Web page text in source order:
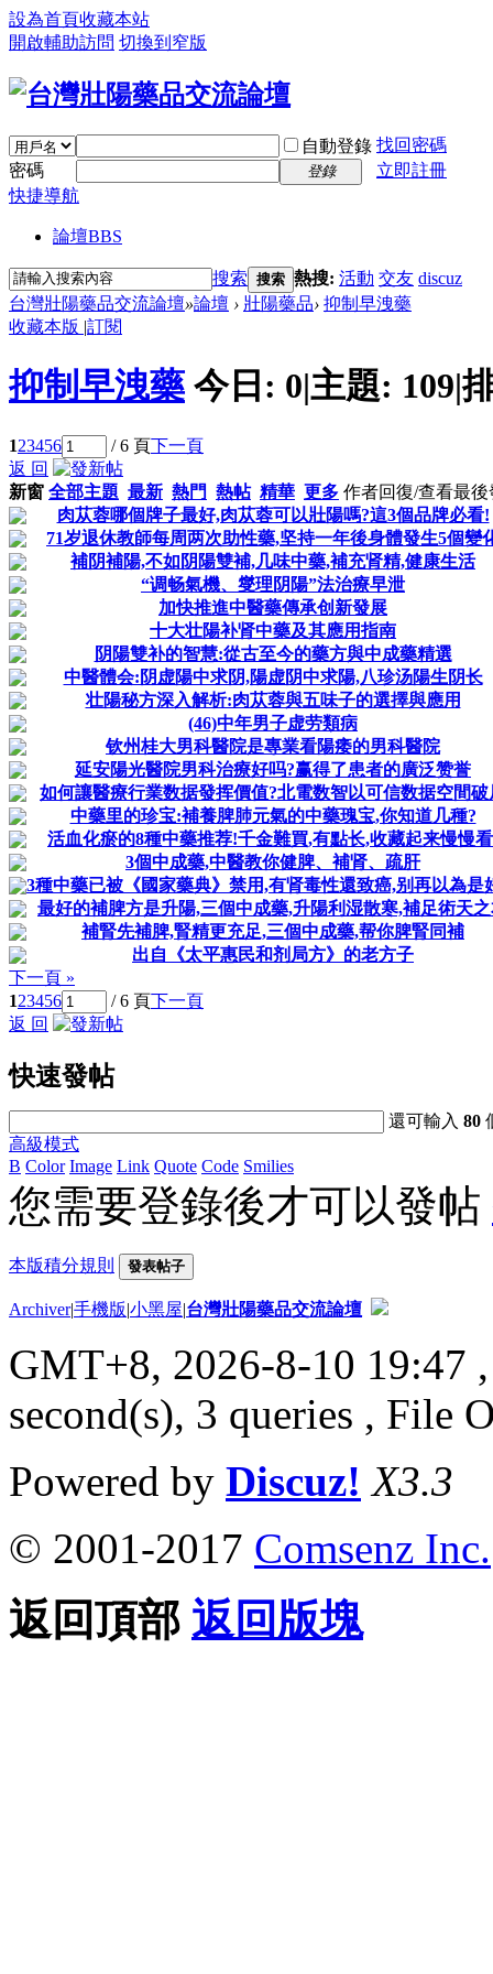
設為首頁收藏本站
開啟輔助訪問 切換到窄版
自動登錄 找回密碼
密碼
登錄
立即註冊
快捷導航
論壇BBS
搜索 搜索 熱搜: 活動 交友 discuz
台灣壯陽藥品交流論壇»論壇 › 壯陽藥品› 抑制早洩藥
收藏本版 |訂閱
抑制早洩藥 今日: 0|主題: 109|
123456 / 6 頁下一頁
返 回
新窗 全部主題 最新 熱門 熱帖 精華 更多 作者回復/查看最後
肉苁蓉哪個牌子最好,肉苁蓉可以壯陽嗎?這3個品牌必看!
71岁退休教師每周两次助性藥,坚持一年後身體發生5個變
補阴補陽,不如阴陽雙補,几味中藥,補充肾精,健康生活
“调畅氣機、燮理阴陽”法治療早泄
加快推進中醫藥傳承创新發展
十大壮陽补肾中藥及其應用指南
阴陽雙补的智慧:從古至今的藥方與中成藥精選
中醫體会:阴虚陽中求阴,陽虚阴中求陽,八珍汤陽生阴长
壮陽秘方深入解析:肉苁蓉與五味子的選擇與應用
(46)中年男子虚劳類病
钦州桂大男科醫院是專業看陽痿的男科醫院
延安陽光醫院男科治療好吗?赢得了患者的廣泛赞誉
如何讓醫療行業数据發挥價值?北電数智以可信数据空間破
中藥里的珍宝:補養脾肺元氣的中藥瑰宝,你知道几種?
活血化瘀的8種中藥推荐!千金難買,有點长,收藏起来慢慢
3個中成藥,中醫教你健脾、補肾、疏肝
3種中藥已被《國家藥典》禁用,有肾毒性還致癌,别再以為是
最好的補脾方是升陽,三個中成藥,升陽利湿散寒,補足術天
補腎先補脾,腎精更充足,三個中成藥,帮你脾腎同補
出自《太平惠民和剂局方》的老方子
下一頁 »
123456 / 6 頁下一頁
返 回
快速發帖
還可輸入80
高級模式
B Color Image Link Quote Code Smilies
您需要登錄後才可以發帖
本版積分規則 發表帖子
Archiver|手機版|小黑屋|台灣壯陽藥品交流論壇
GMT+8, 2026-8-10 19:47
second(s), 3 queries , File
Powered by Discuz! X3.3
© 2001-2017 Comsenz Inc.
返回頂部 返回版塊